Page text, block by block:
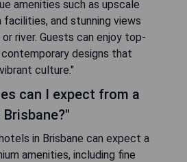
amenities such as upscale
facilities, and stunning views
river. Guests can enjoy top-
designs that
culture."
can I expect from a
in Brisbane can expect a
amenities, including fine